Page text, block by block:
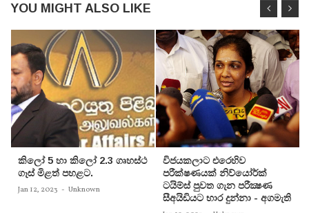
YOU MIGHT ALSO LIKE
කිලෝ 5 හා කිලෝ 2.3 ගෘහස්ථ
ගෑස් මිළත් පහළට.
Jan 12, 2023 - Unknown
විජයකලාට එරෙහිව
පරීක්‌ෂණයක්‌ නිව්යෝර්ක්‌
ටයිම්ස්‌ පුවත ගැන පරීක්‍ෂණ
සීඅයිඩියට භාර දුන්නා - අගමැති